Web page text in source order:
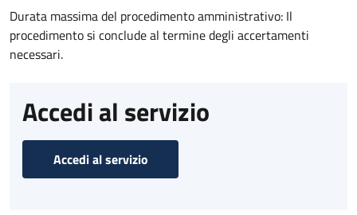
Durata massima del procedimento amministrativo: Il
procedimento si conclude al termine degli accertamenti
necessari.
Accedi al servizio
Accedi al servizio